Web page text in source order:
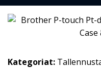
Kategoriat: